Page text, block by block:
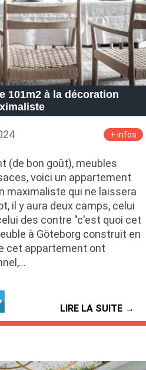
101m2 à la décoration
+ infos
(de bon goût), meubles
voici un appartement
maximaliste qui ne laissera
il y aura deux camps, celui
des contre "c'est quoi cet
à Göteborg construit en
cet appartement ont
LIRE LA SUITE →